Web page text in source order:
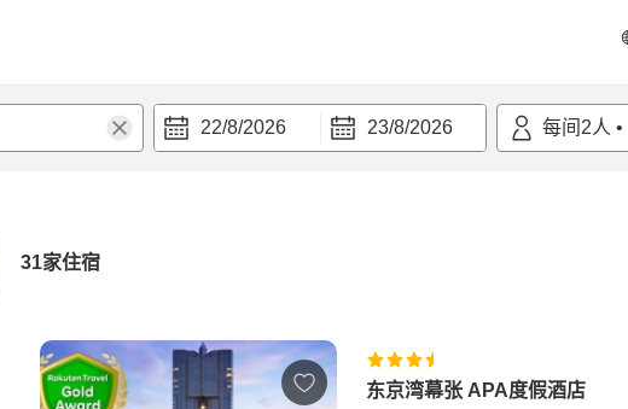
22/8/2026 23/8/2026 每间 2人 •
31家住宿
东京湾幕张 APA度假酒店